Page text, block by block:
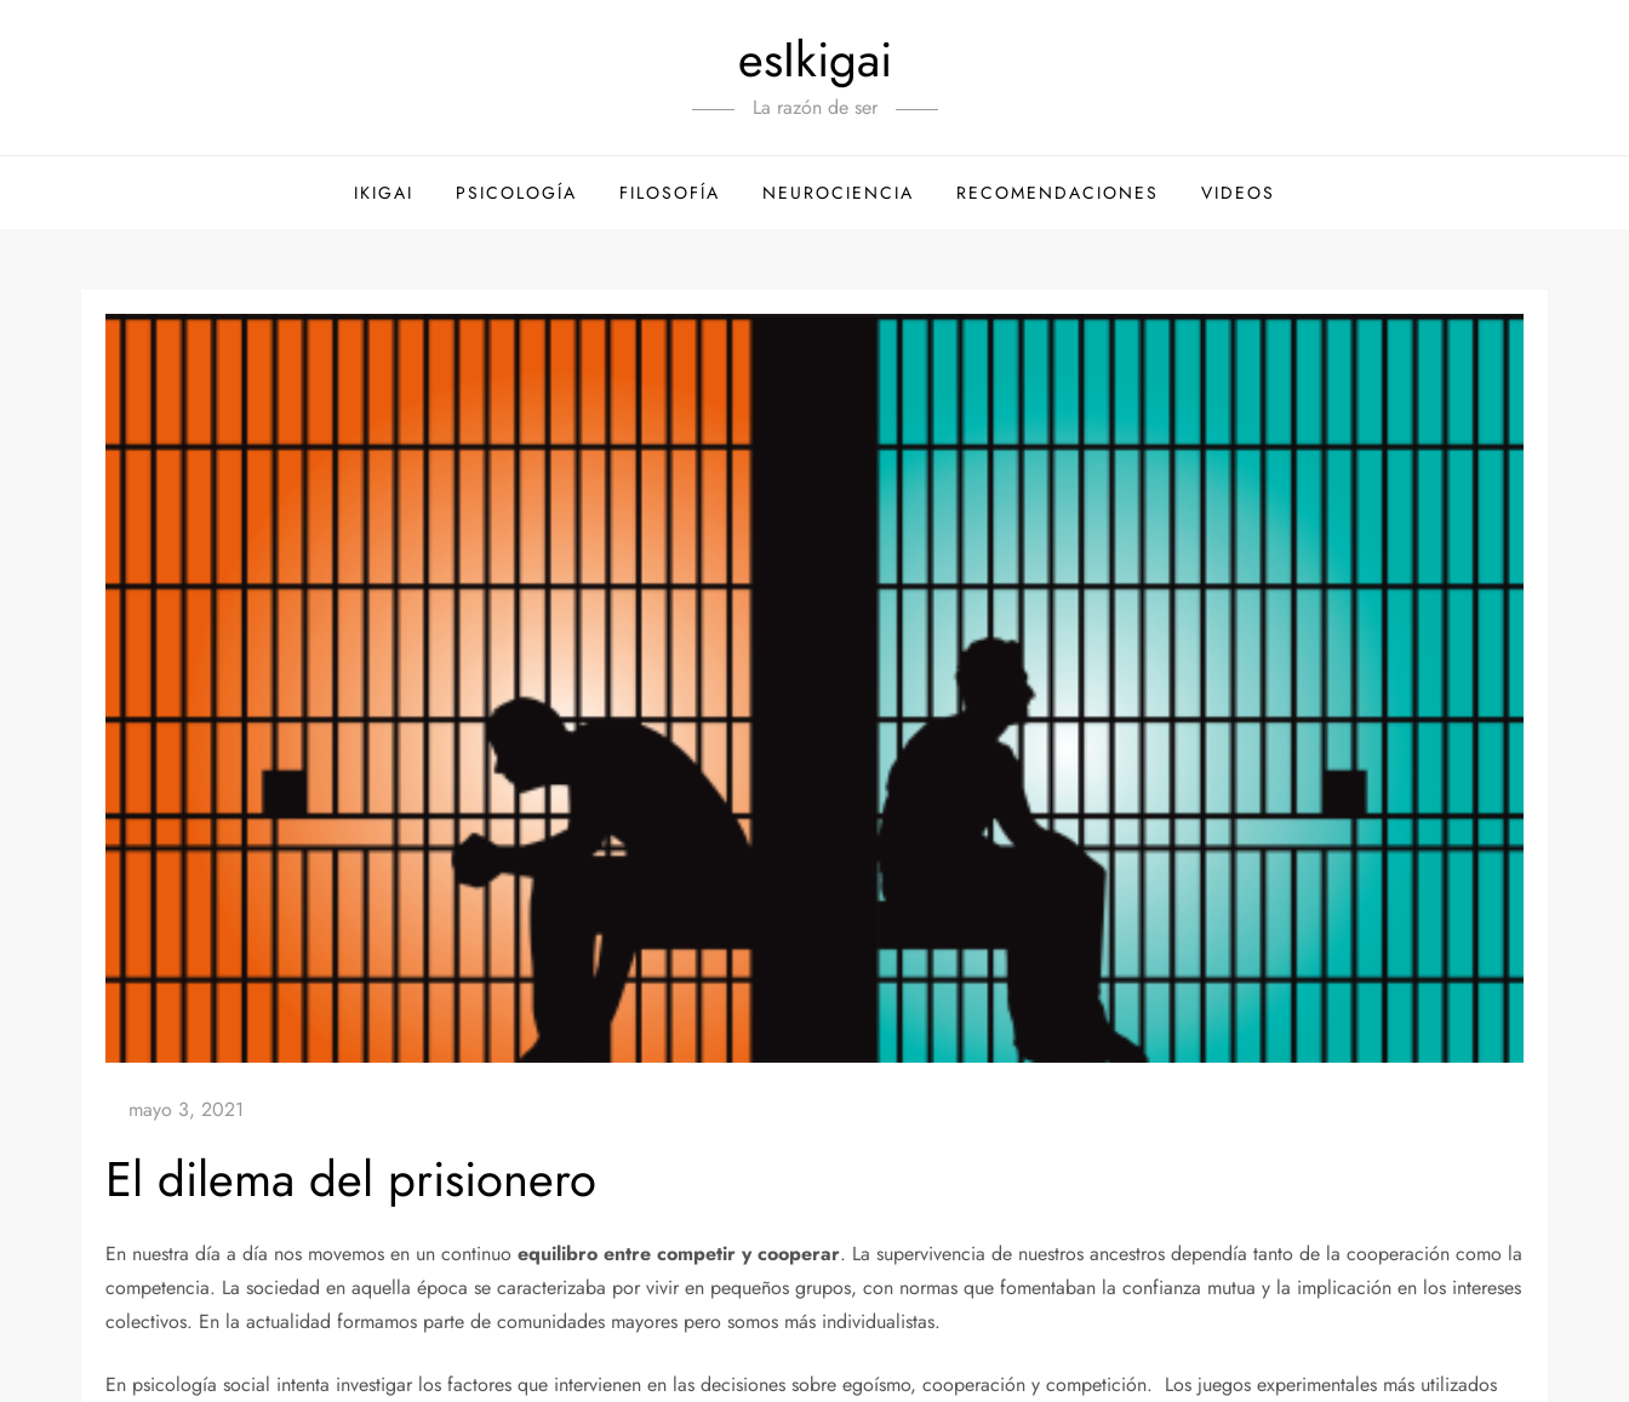
esIkigai
La razón de ser
IKIGAI PSICOLOGÍA FILOSOFÍA NEUROCIENCIA RECOMENDACIONES VIDEOS
El dilema del prisionero
En nuestra día a día nos movemos en un continuoequilibro entre competir y cooperar. La supervivencia de nuestros ancestros dependía tanto de la cooperación como la
competencia. La sociedad en aquella época se caracterizaba por vivir en pequeños grupos, con normas que fomentaban la confianza mutua y la implicación en los intereses
colectivos. En la actualidad formamos parte de comunidades mayores pero somos más individualistas.
En psicología social intenta investigar los factores que intervienen en las decisiones sobre egoísmo, cooperación y competición. Los juegos experimentales más utilizados